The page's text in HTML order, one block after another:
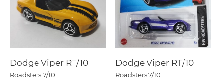
Dodge Viper RT/10
Roadsters7/10
Dodge Viper RT/10
Roadsters7/10